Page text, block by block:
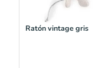
Ratón vintage gris